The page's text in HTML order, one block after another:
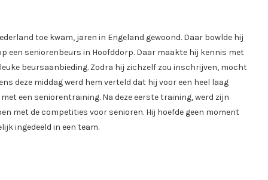
toe kwam, jaren in Engeland gewoond. Daar bowlde hij
een seniorenbeurs in Hoofddorp. Daar maakte hij kennis met
beursaanbieding. Zodra hij zichzelf zou inschrijven, mocht
deze middag werd hem verteld dat hij voor een heel laag
een seniorentraining. Na deze eerste training, werd zijn
met de competities voor senioren. Hij hoefde geen moment
ingedeeld in een team.